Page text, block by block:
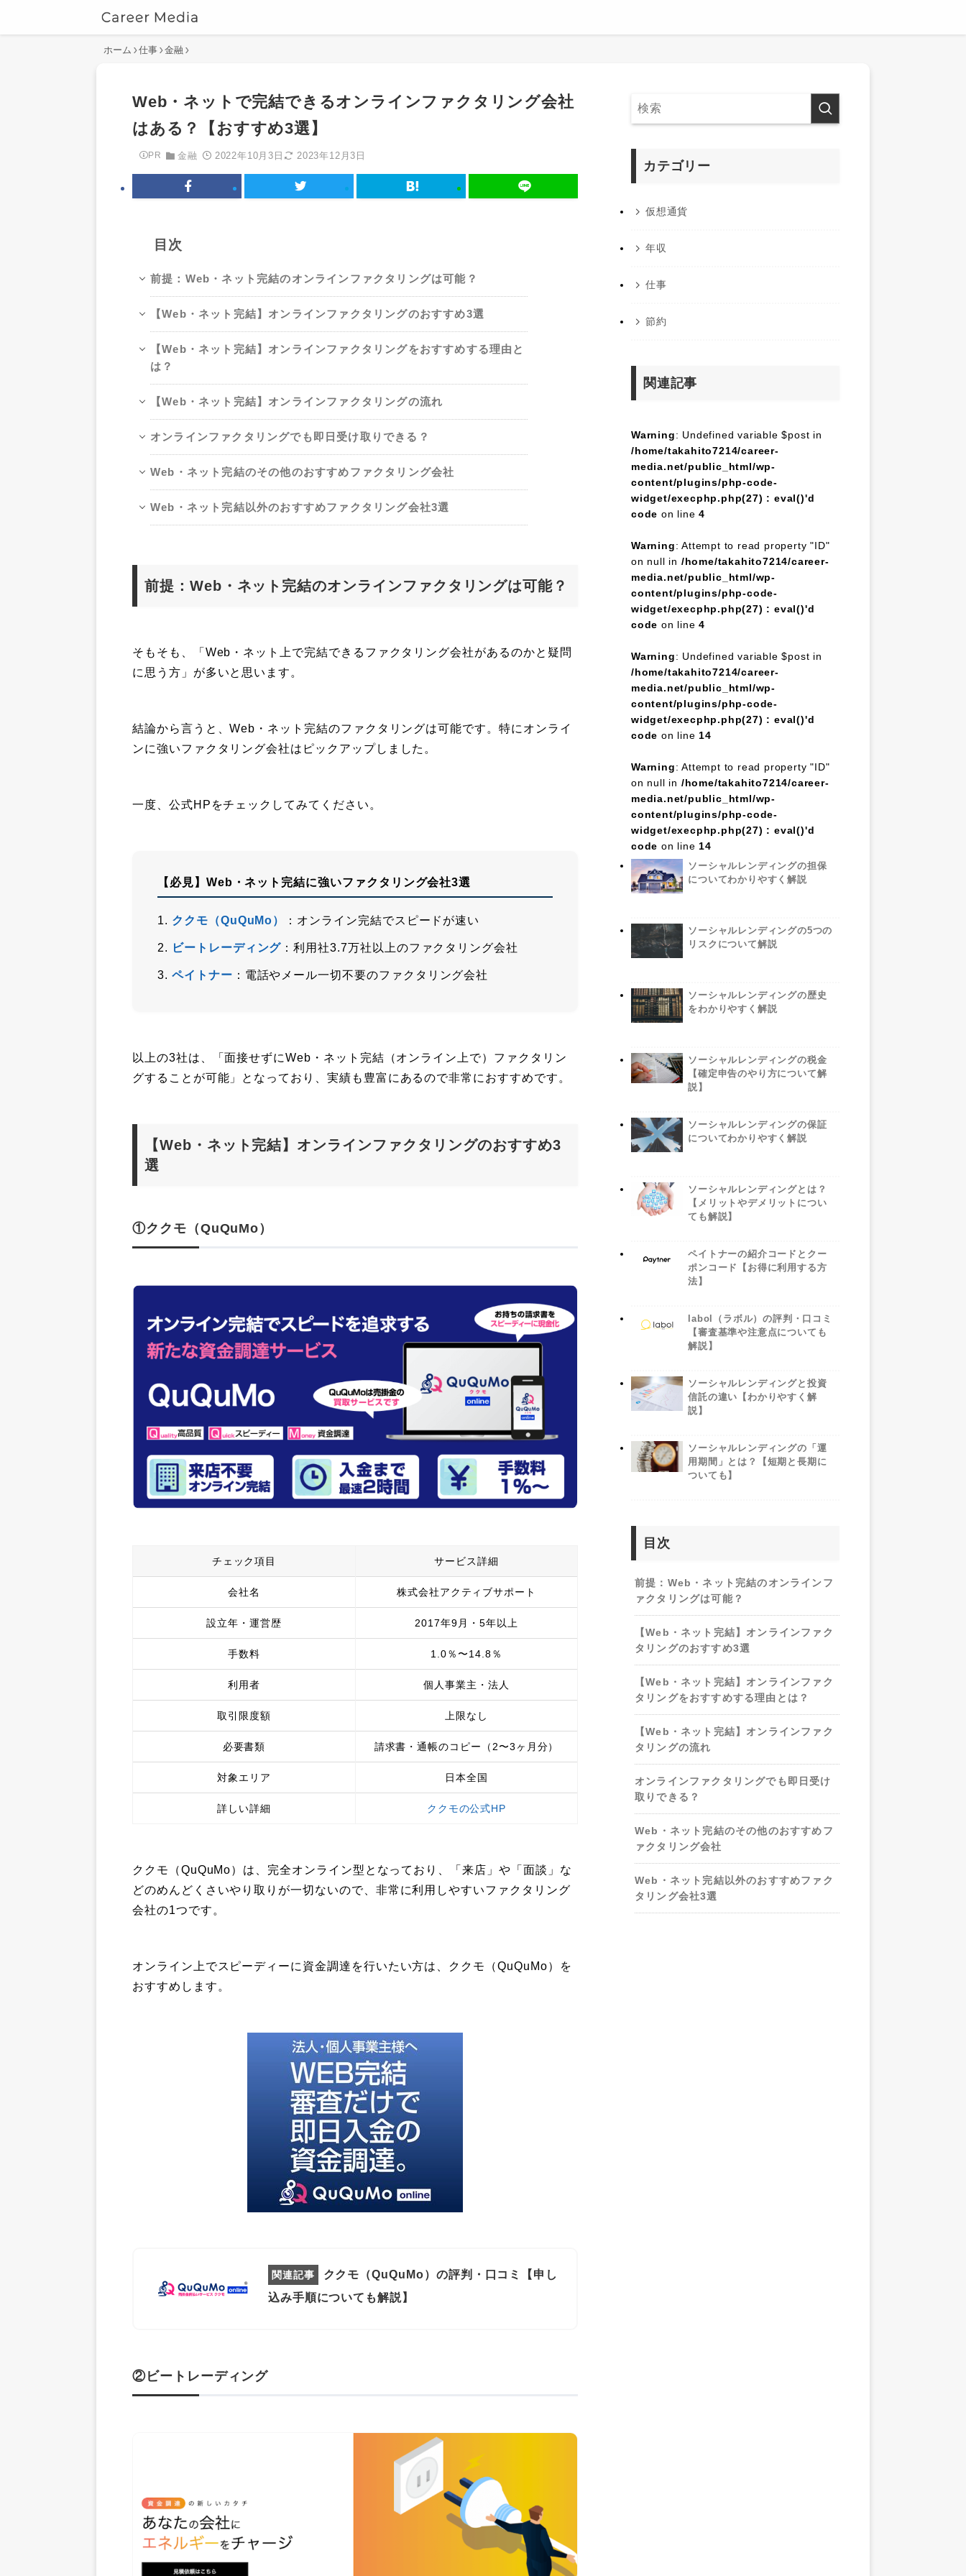
ホーム 仕事 金融
Web・ネットで完結できるオンラインファクタリング会社
はある？【おすすめ3選】
PR 金融 2022年10月3日 2023年12月3日
目次
前提：Web・ネット完結のオンラインファクタリングは可能？
【Web・ネット完結】オンラインファクタリングのおすすめ3選
【Web・ネット完結】オンラインファクタリングをおすすめする理由と
は？
【Web・ネット完結】オンラインファクタリングの流れ
オンラインファクタリングでも即日受け取りできる？
Web・ネット完結のその他のおすすめファクタリング会社
Web・ネット完結以外のおすすめファクタリング会社3選
前提：Web・ネット完結のオンラインファクタリングは可能？
そもそも、「Web・ネット上で完結できるファクタリング会社があるのかと疑問
に思う方」が多いと思います。
結論から言うと、Web・ネット完結のファクタリングは可能です。特にオンライ
ンに強いファクタリング会社はピックアップしました。
一度、公式HPをチェックしてみてください。
【必見】Web・ネット完結に強いファクタリング会社3選
ククモ（QuQuMo） ：オンライン完結でスピードが速い
ビートレーディング ：利用社3.7万社以上のファクタリング会社
ペイトナー ：電話やメール一切不要のファクタリング会社
以上の3社は、「面接せずにWeb・ネット完結（オンライン上で）ファクタリン
グすることが可能」となっており、実績も豊富にあるので非常におすすめです。
【Web・ネット完結】オンラインファクタリングのおすすめ3
選
①ククモ（QuQuMo）
チェック項目 サービス詳細
会社名 株式会社アクティブサポート
設立年・運営歴 2017年9月・5年以上
手数料 1.0％〜14.8％
利用者 個人事業主・法人
取引限度額 上限なし
必要書類 請求書・通帳のコピー（2〜3ヶ月分）
対象エリア 日本全国
詳しい詳細 ククモの公式HP
ククモ（QuQuMo）は、完全オンライン型となっており、「来店」や「面談」な
どのめんどくさいやり取りが一切ないので、非常に利用しやすいファクタリング
会社の1つです。
オンライン上でスピーディーに資金調達を行いたい方は、ククモ（QuQuMo）を
おすすめします。
ククモ（QuQuMo）の評判・口コミ【申し
込み手順についても解説】
②ビートレーディング
カテゴリー
仮想通貨
年収
仕事
節約
関連記事
Warning: Undefined variable $post in
/home/takahito7214/career-
media.net/public_html/wp-
content/plugins/php-code-
widget/execphp.php(27) : eval()'d
code on line4
Warning: Attempt to read property "ID"
on null in /home/takahito7214/career-
media.net/public_html/wp-
content/plugins/php-code-
widget/execphp.php(27) : eval()'d
code on line4
Warning: Undefined variable $post in
/home/takahito7214/career-
media.net/public_html/wp-
content/plugins/php-code-
widget/execphp.php(27) : eval()'d
code on line 14
Warning: Attempt to read property "ID"
on null in /home/takahito7214/career-
media.net/public_html/wp-
content/plugins/php-code-
widget/execphp.php(27) : eval()'d
code on line 14
ソーシャルレンディングの担保
についてわかりやすく解説
ソーシャルレンディングの5つの
リスクについて解説
ソーシャルレンディングの歴史
をわかりやすく解説
ソーシャルレンディングの税金
【確定申告のやり方について解
説】
ソーシャルレンディングの保証
についてわかりやすく解説
ソーシャルレンディングとは？
【メリットやデメリットについ
ても解説】
ペイトナーの紹介コードとクー
ポンコード【お得に利用する方
法】
labol（ラボル）の評判・口コミ
【審査基準や注意点についても
解説】
ソーシャルレンディングと投資
信託の違い【わかりやすく解
説】
ソーシャルレンディングの「運
用期間」とは？【短期と長期に
ついても】
目次
前提：Web・ネット完結のオンラインフ
ァクタリングは可能？
【Web・ネット完結】オンラインファク
タリングのおすすめ3選
【Web・ネット完結】オンラインファク
タリングをおすすめする理由とは？
【Web・ネット完結】オンラインファク
タリングの流れ
オンラインファクタリングでも即日受け
取りできる？
Web・ネット完結のその他のおすすめフ
ァクタリング会社
Web・ネット完結以外のおすすめファク
タリング会社3選